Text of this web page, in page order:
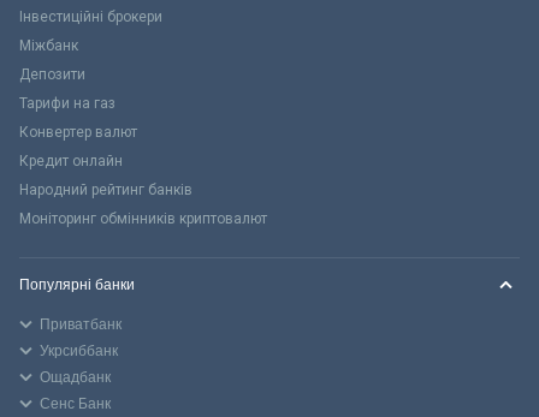
Інвестиційні брокери
Міжбанк
Депозити
Тарифи на газ
Конвертер валют
Кредит онлайн
Народний рейтинг банків
Моніторинг обмінників криптовалют
Популярні банки
Приватбанк
Укрсиббанк
Ощадбанк
Сенс Банк